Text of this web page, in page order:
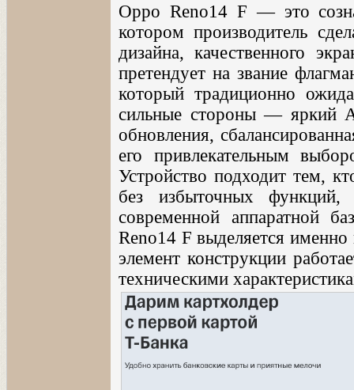
Oppo Reno14 F — это
котором производитель
дизайна, качественного
претендует на звание
который традиционно
сильные стороны — яркий
обновления,
его привлекательным
Устройство подходит тем,
без избыточных
современной аппаратной
Reno14 F выделяется
элемент конструкции
техническими